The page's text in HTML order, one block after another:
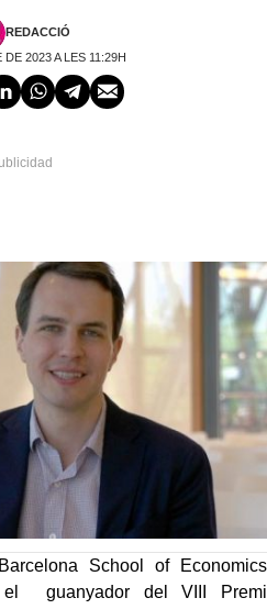
REDACCIÓ
2023 A LES 11:29H
School of Economics
guanyador del VIII Premi